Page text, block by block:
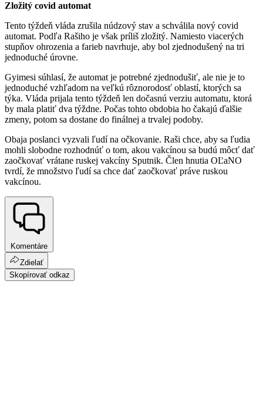
Zložitý covid automat
Tento týždeň vláda zrušila núdzový stav a schválila nový covid
automat. Podľa Rašiho je však príliš zložitý. Namiesto viacerých
stupňov ohrozenia a farieb navrhuje, aby bol zjednodušený na tri
jednoduché úrovne.
Gyimesi súhlasí, že automat je potrebné zjednodušiť, ale nie je to
jednoduché vzhľadom na veľkú rôznorodosť oblastí, ktorých sa
týka. Vláda prijala tento týždeň len dočasnú verziu automatu, ktorá
by mala platiť dva týždne. Počas tohto obdobia ho čakajú ďalšie
zmeny, potom sa dostane do finálnej a trvalej podoby.
Obaja poslanci vyzvali ľudí na očkovanie. Raši chce, aby sa ľudia
mohli slobodne rozhodnúť o tom, akou vakcínou sa budú môcť dať
zaočkovať vrátane ruskej vakcíny Sputnik. Člen hnutia OĽaNO
tvrdí, že množstvo ľudí sa chce dať zaočkovať práve ruskou
vakcínou.
Komentáre
Zdielať
Skopírovať odkaz